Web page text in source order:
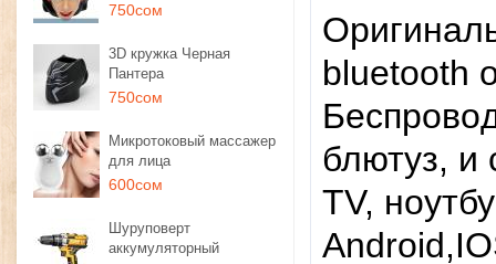
750сом
3D кружка Черная
Пантера
750сом
Микротоковый массажер
для лица
600сом
Шуруповерт
аккумуляторный
bluetooth
блютуз,
TV,